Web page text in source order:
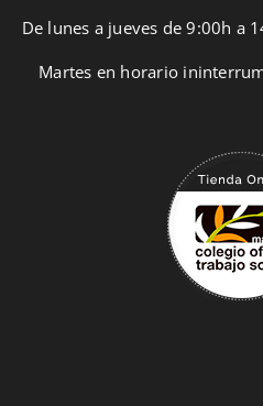
De lunes a jueves de 9:00h a
Martes en horario